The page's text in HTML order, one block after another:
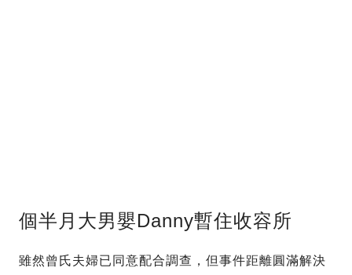
個半月大男嬰Danny暫住收容所
雖然曾氏夫婦已同意配合調查，但事件距離圓滿解決